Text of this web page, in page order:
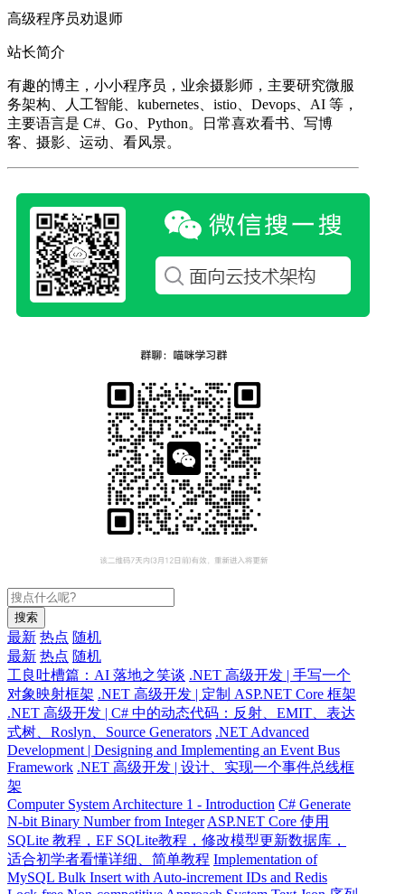
高级程序员劝退师
站长简介
有趣的博主，小小程序员，业余摄影师，主要研究微服
务架构、人工智能、kubernetes、istio、Devops、AI 等，
主要语言是 C#、Go、Python。日常喜欢看书、写博
客、摄影、运动、看风景。
搜索
最新 热点 随机
最新 热点 随机
工良吐槽篇：AI 落地之笑谈 .NET 高级开发 | 手写一个
对象映射框架 .NET 高级开发 | 定制 ASP.NET Core 框架
.NET 高级开发 | C# 中的动态代码：反射、EMIT、表达
式树、Roslyn、Source Generators .NET Advanced
Development | Designing and Implementing an Event Bus
Framework .NET 高级开发 | 设计、实现一个事件总线框
架
Computer System Architecture 1 - Introduction C# Generate
N-bit Binary Number from Integer ASP.NET Core 使用
SQLite 教程，EF SQLite教程，修改模型更新数据库，
适合初学者看懂详细、简单教程 Implementation of
MySQL Bulk Insert with Auto-increment IDs and Redis